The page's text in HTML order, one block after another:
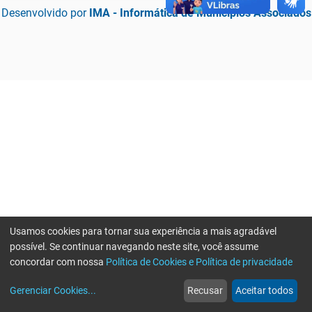
Desenvolvido por IMA - Informática de Municípios Associados
web
Notícias
more_horiz
Mais
Usamos cookies para tornar sua experiência a mais agradável
possível. Se continuar navegando neste site, você assume
concordar com nossa Política de Cookies e Política de privacidade
Gerenciar Cookies... Recusar Aceitar todos
Erro ao enviar informações, por favor tente novamente